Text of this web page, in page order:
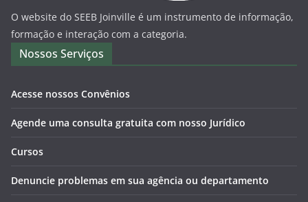
O website do SEEB Joinville é um instrumento de informação,
formação e interação com a categoria.
Nossos Serviços
Acesse nossos Convênios
Agende uma consulta gratuita com nosso Jurídico
Cursos
Denuncie problemas em sua agência ou departamento